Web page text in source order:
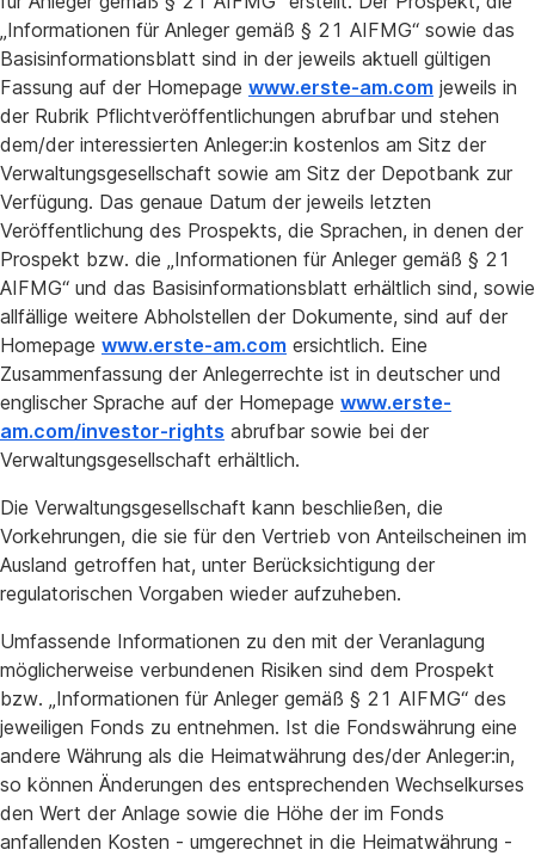
„Informationen für Anleger gemäß § 21 AIFMG“ sowie das
Basisinformationsblatt sind in der jeweils aktuell gültigen
Fassung auf der Homepage www.erste-am.com jeweils in
der Rubrik Pflichtveröffentlichungen abrufbar und stehen
dem/der interessierten Anleger:in kostenlos am Sitz der
Verwaltungsgesellschaft sowie am Sitz der Depotbank zur
Verfügung. Das genaue Datum der jeweils letzten
Veröffentlichung des Prospekts, die Sprachen, in denen der
Prospekt bzw. die „Informationen für Anleger gemäß § 21
AIFMG“ und das Basisinformationsblatt erhältlich sind, sowie
allfällige weitere Abholstellen der Dokumente, sind auf der
Homepage www.erste-am.com ersichtlich. Eine
Zusammenfassung der Anlegerrechte ist in deutscher und
englischer Sprache auf der Homepage www.erste-
am.com/investor-rights abrufbar sowie bei der
Verwaltungsgesellschaft erhältlich.
Die Verwaltungsgesellschaft kann beschließen, die
Vorkehrungen, die sie für den Vertrieb von Anteilscheinen im
Ausland getroffen hat, unter Berücksichtigung der
regulatorischen Vorgaben wieder aufzuheben.
Umfassende Informationen zu den mit der Veranlagung
möglicherweise verbundenen Risiken sind dem Prospekt
bzw. „Informationen für Anleger gemäß § 21 AIFMG“ des
jeweiligen Fonds zu entnehmen. Ist die Fondswährung eine
andere Währung als die Heimatwährung des/der Anleger:in,
so können Änderungen des entsprechenden Wechselkurses
den Wert der Anlage sowie die Höhe der im Fonds
anfallenden Kosten - umgerechnet in die Heimatwährung -